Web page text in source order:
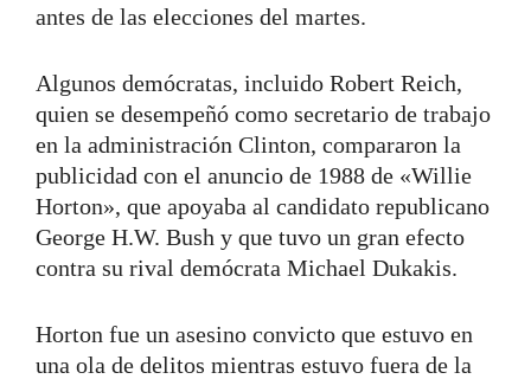
antes de las elecciones del martes.
Algunos demócratas, incluido Robert Reich,
quien se desempeñó como secretario de trabajo
en la administración Clinton, compararon la
publicidad con el anuncio de 1988 de «Willie
Horton», que apoyaba al candidato republicano
George H.W. Bush y que tuvo un gran efecto
contra su rival demócrata Michael Dukakis.
Horton fue un asesino convicto que estuvo en
una ola de delitos mientras estuvo fuera de la